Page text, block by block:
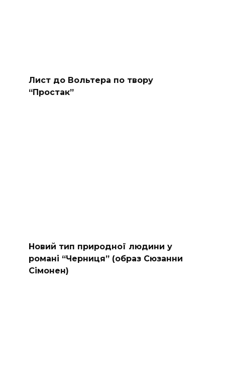
Лист до Вольтера по твору
“Простак”
Новий тип природної людини у
романі “Черниця” (образ Сюзанни
Сімонен)